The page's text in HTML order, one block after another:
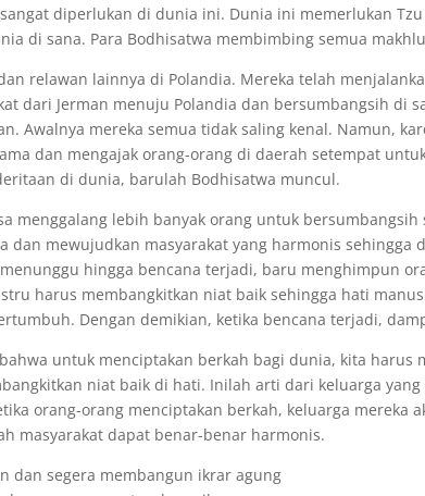
diperlukan di dunia ini. Dunia ini memerlukan
di sana. Para Bodhisatwa membimbing semua
relawan lainnya di Polandia. Mereka telah
dari Jerman menuju Polandia dan bersumbangsih di
Awalnya mereka semua tidak saling kenal. Namun,
dan mengajak orang-orang di daerah setempat
di dunia, barulah Bodhisatwa muncul.
menggalang lebih banyak orang untuk
dan mewujudkan masyarakat yang harmonis sehingga
hingga bencana terjadi, baru menghimpun
harus membangkitkan niat baik sehingga hati
Dengan demikian, ketika bencana terjadi,
untuk menciptakan berkah bagi dunia, kita harus
niat baik di hati. Inilah arti dari keluarga
orang-orang menciptakan berkah, keluarga mereka
masyarakat dapat benar-benar harmonis.
dan segera membangun ikrar agung